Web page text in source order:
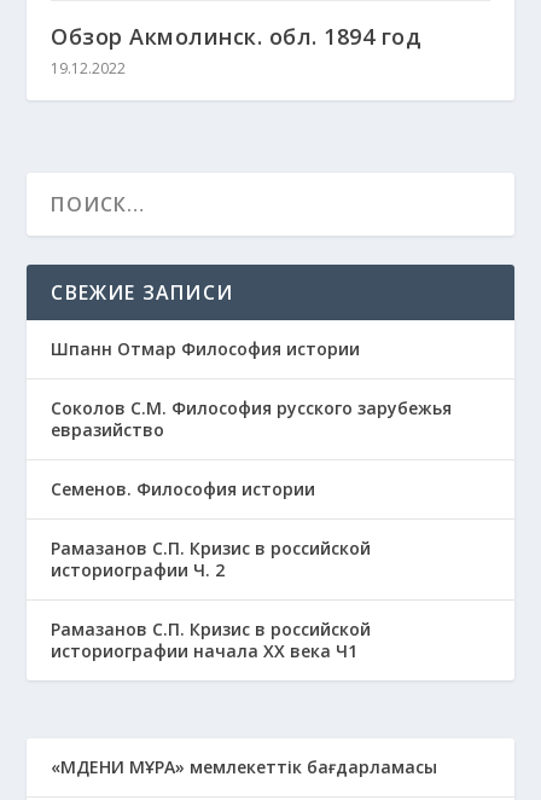
Обзор Акмолинск. обл. 1894 год
19.12.2022
СВЕЖИЕ ЗАПИСИ
Шпанн Отмар Философия истории
Соколов С.М. Философия русского зарубежья
евразийство
Семенов. Философия истории
Рамазанов С.П. Кризис в российской
историографии Ч. 2
Рамазанов С.П. Кризис в российской
историографии начала ХХ века Ч1
«МӘДЕНИ МҰРА» мемлекеттік бағдарламасы